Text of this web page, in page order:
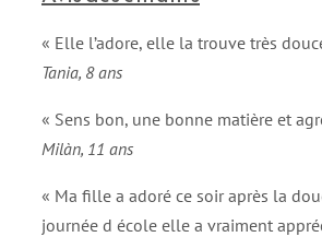
« Elle l’adore, elle la trouve très
Tania, 8 ans
« Sens bon, une bonne matière et
Milàn, 11 ans
« Ma fille a adoré ce soir après la
journée d école elle a vraiment